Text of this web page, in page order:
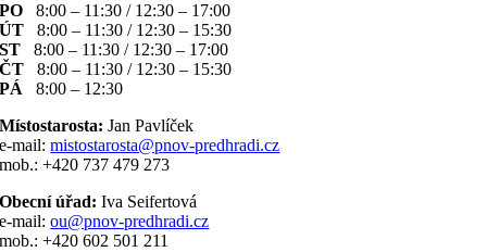
PO
8:00 – 11:30 / 12:30 – 17:00
ÚT
8:00 – 11:30 / 12:30 – 15:30
ST
8:00 – 11:30 / 12:30 – 17:00
ČT
8:00 – 11:30 / 12:30 – 15:30
PÁ
8:00 – 12:30
Místostarosta: Jan Pavlíček
e-mail:mistostarosta@pnov-predhradi.cz
mob.: +420 737 479 273
Obecní úřad: Iva Seifertová
e-mail:ou@pnov-predhradi.cz
mob.: +420 602 501 211